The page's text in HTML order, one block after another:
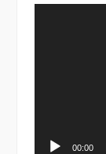
00:00